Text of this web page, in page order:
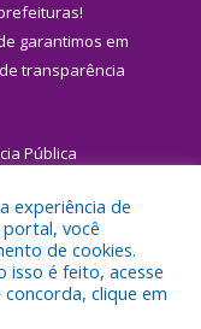
!
garantimos em
transparência
Pública
de Igarapé-
experiência de
você
de cookies.
isso é feito, acesse
concorda, clique em